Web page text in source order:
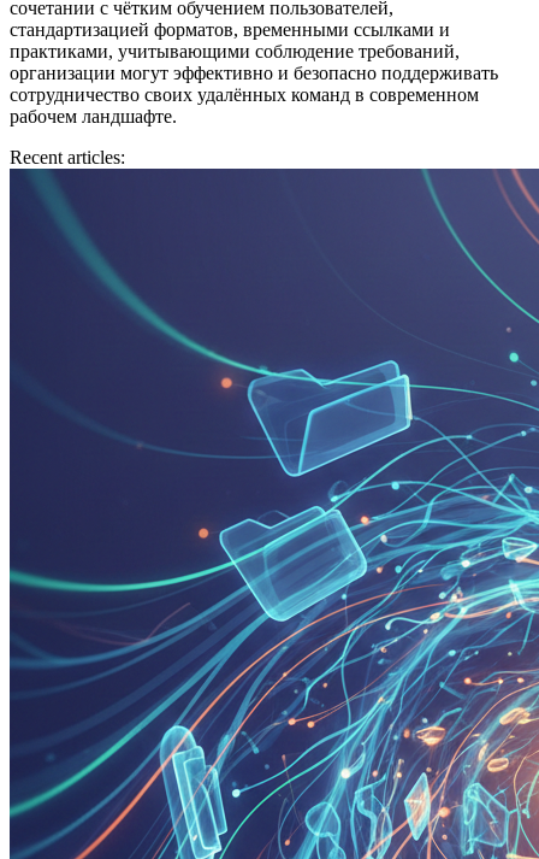
сочетании с чётким обучением пользователей,
стандартизацией форматов, временными ссылками и
практиками, учитывающими соблюдение требований,
организации могут эффективно и безопасно поддерживать
сотрудничество своих удалённых команд в современном
рабочем ландшафте.
Recent articles: